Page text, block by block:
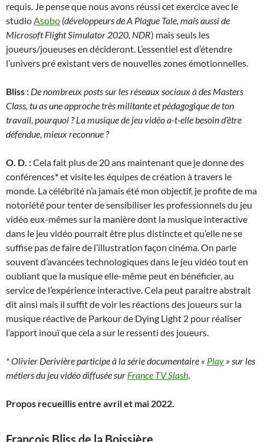
requis. Je pense que nous avons réussi cet exercice avec le
studioAsobo (développeurs de A Plague Tale, mais aussi de
Microsoft Flight Simulator 2020, NDR) mais seuls les
joueurs/joueuses en décideront. L’essentiel est d’étendre
l’univers pré existant vers de nouvelles zones émotionnelles.
Bliss : De nombreux posts sur les réseaux sociaux à des Masters
Class, tu as une approche très militante et pédagogique de ton
travail, pourquoi ? La musique de jeu vidéo a-t-elle besoin d’être
défendue, mieux reconnue ?
O. D. :Cela fait plus de 20 ans maintenant que je donne des
conférences*et visite les équipes de création à travers le
monde. La célébrité n’a jamais été mon objectif, je profite de ma
notoriété pour tenter de sensibiliser les professionnels du jeu
vidéo eux-mêmes sur la manière dont la musique interactive
dans le jeu vidéo pourrait être plus distincte et qu’elle ne se
suffise pas de faire de l’illustration façon cinéma. On parle
souvent d’avancées technologiques dans le jeu vidéo tout en
oubliant que la musique elle-même peut en bénéficier, au
service de l’expérience interactive. Cela peut paraitre abstrait
dit ainsi mais il suffit de voir les réactions des joueurs sur la
musique réactive de Parkour de Dying Light 2 pour réaliser
l’apport inouï que cela a sur le ressenti des joueurs.
* Olivier Derivière participe à la série documentaire « Play » sur les
métiers du jeu vidéo diffusée sur France TV Slash.
Propos recueillis entre avril et mai 2022.
François Bliss de la Boissière